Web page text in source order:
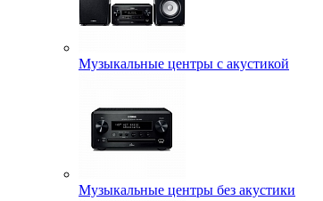
Музыкальные центры с акустикой
Музыкальные центры без акустики